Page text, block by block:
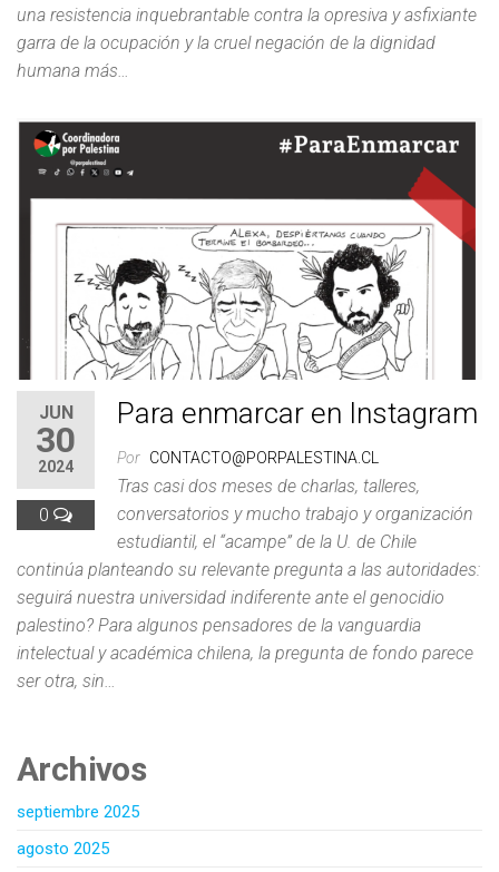
una resistencia inquebrantable contra la opresiva y asfixiante
garra de la ocupación y la cruel negación de la dignidad
humana más…
JUN
30
2024
0
Para enmarcar en Instagram
Por CONTACTO@PORPALESTINA.CL
Tras casi dos meses de charlas, talleres,
conversatorios y mucho trabajo y organización
estudiantil, el “acampe” de la U. de Chile
continúa planteando su relevante pregunta a las autoridades:
seguirá nuestra universidad indiferente ante el genocidio
palestino? Para algunos pensadores de la vanguardia
intelectual y académica chilena, la pregunta de fondo parece
ser otra, sin…
Archivos
septiembre 2025
agosto 2025